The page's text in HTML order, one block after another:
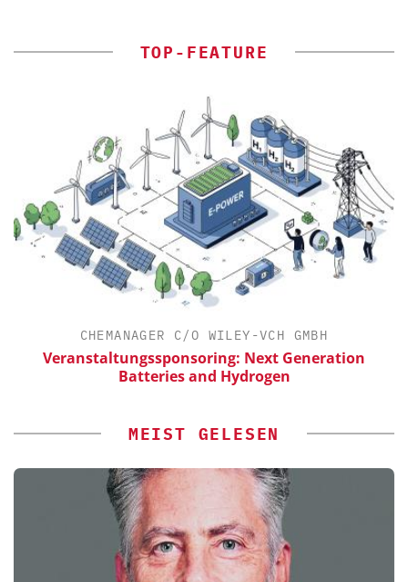
TOP-FEATURE
CHEMANAGER C/O WILEY-VCH GMBH
Veranstaltungssponsoring: Next Generation
Batteries and Hydrogen
MEIST GELESEN